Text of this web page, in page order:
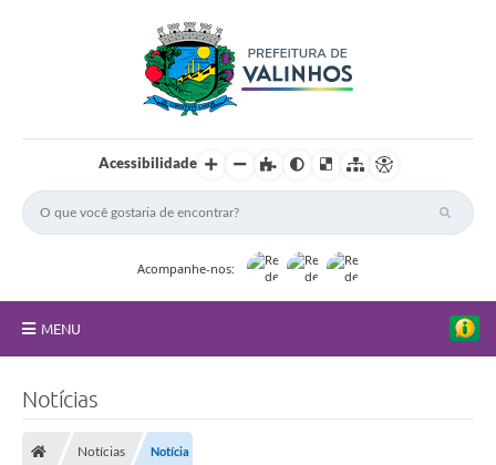
Acessibilidade
Acompanhe-nos:
MENU
Notícias
Notícias Notícia